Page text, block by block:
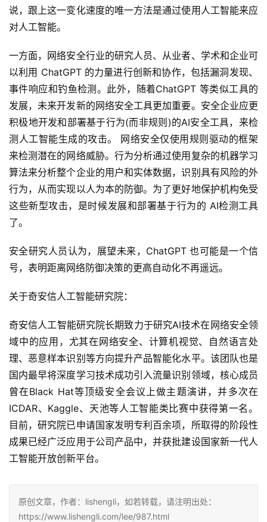
说，跟上这一变化速度的唯一方法是通过使用人工智能来应
对人工智能。
一方面，网络安全行业的研究人员、从业者、学术和企业可
以利用 ChatGPT 的力量进行创新和协作，包括漏洞发现、
事件响应和钓鱼检测。此外，随着ChatGPT 等类似工具的
发展，未来开发新的网络安全工具更加重要。安全企业应更
积极地开发和部署基于行为(而非规则)的AI安全工具，来检
测人工智能生成的攻击。 网络安全仅使用规则驱动的框架
来检测潜在的网络威胁。行为分析通过使用复杂的机器学习
算法来分析整个企业的用户和实体数据，识别具有风险的外
行为，从而实现以人为本的防御。为了更好地保护机构免受
这些新型攻击，是时候发展和部署基于行为的 AI检测工具
了。
安全研究人员认为，展望未来，ChatGPT 也可能是一个信
号，表明距离网络防御决策的更高自动化不再遥远。
关于奇安信人工智能研究院：
奇安信人工智能研究院长期致力于研究AI技术在网络安全领
域中的应用，尤其在网络安全、计算机视觉、自然语言处
理、恶意样本识别等方向提升产品智能化水平。该团队也是
国内最早将深度学习技术成功引入流量识别领域，核心成员
曾在Black Hat等顶级安全会议上做主题演讲，并多次在
ICDAR、Kaggle、天池等人工智能类比赛中获得第一名。
目前，研究院已申请国家发明专利百余项，所取得的阶段性
成果已经广泛应用于公司产品中，并获批建设国家新一代人
工智能开放创新平台。
原创文章，作者：lishengli，如若转载，请注明出处：
https://www.lishengli.com/lee/987.html